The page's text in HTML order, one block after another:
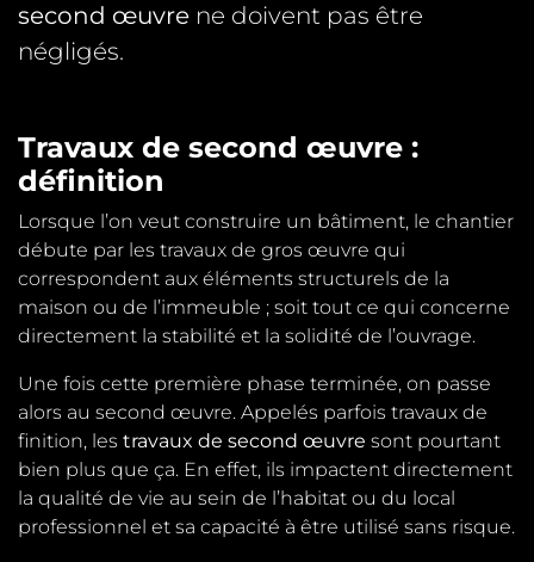
second œuvre ne doivent pas être
négligés.
Travaux de second œuvre :
définition
Lorsque l’on veut construire un bâtiment, le chantier
débute par les travaux de gros œuvre qui
correspondent aux éléments structurels de la
maison ou de l’immeuble ; soit tout ce qui concerne
directement la stabilité et la solidité de l’ouvrage.
Une fois cette première phase terminée, on passe
alors au second œuvre. Appelés parfois travaux de
finition, les travaux de second œuvre sont pourtant
bien plus que ça. En effet, ils impactent directement
la qualité de vie au sein de l’habitat ou du local
professionnel et sa capacité à être utilisé sans risque.